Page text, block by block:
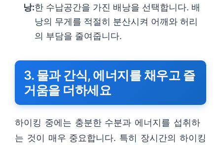
낭:한 수납공간을 가진 배낭을 선택합니다. 배
낭의 무게를 적절히 분산시켜 어깨와 허리
의 부담을 줄여줍니다.
3. 물과 간식, 에너지를 채우고 즐
거움을 더하세요
하이킹 중에는 충분한 수분과 에너지를 섭취하
는 것이 매우 중요합니다. 특히 장시간의 하이킹